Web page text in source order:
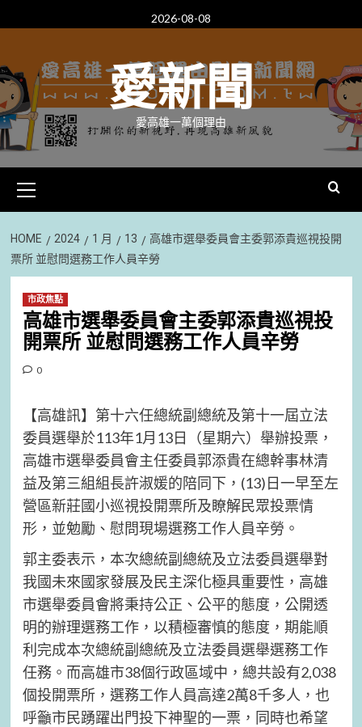
to
2026-08-08
愛新聞
愛高雄一萬個理由
Menu
HOME 2024 1 月 13
高雄市選舉委員會主委郭添貴巡視投開
票所 並慰問選務工作人員辛勞
市政焦點
高雄市選舉委員會主委郭添貴巡視投
開票所 並慰問選務工作人員辛勞
0
【高雄訊】第十六任總統副總統及第十一屆立法
委員選舉於113年1月13日（星期六）舉辦投票，
高雄市選舉委員會主任委員郭添貴在總幹事林清
益及第三組組長許淑媛的陪同下，(13)日一早至左
營區新莊國小巡視投開票所及瞭解民眾投票情
形，並勉勵、慰問現場選務工作人員辛勞。
郭主委表示，本次總統副總統及立法委員選舉對
我國未來國家發展及民主深化極具重要性，高雄
市選舉委員會將秉持公正、公平的態度，公開透
明的辦理選務工作，以積極審慎的態度，期能順
利完成本次總統副總統及立法委員選舉選務工作
任務。而高雄市38個行政區域中，總共設有2,038
個投開票所，選務工作人員高達2萬8千多人，也
呼籲市民踴躍出門投下神聖的一票，同時也希望